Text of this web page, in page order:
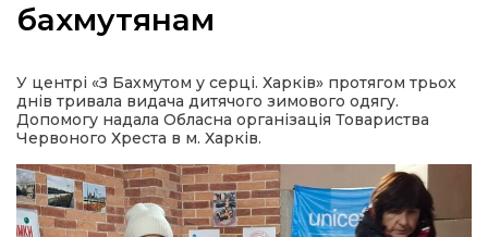
політика
місія
бахмутянам
У центрі «З Бахмутом у серці. Харків» протягом трьох
днів тривала видача дитячого зимового одягу.
Допомогу надала Обласна організація Товариства
Червоного Хреста в м. Харків.